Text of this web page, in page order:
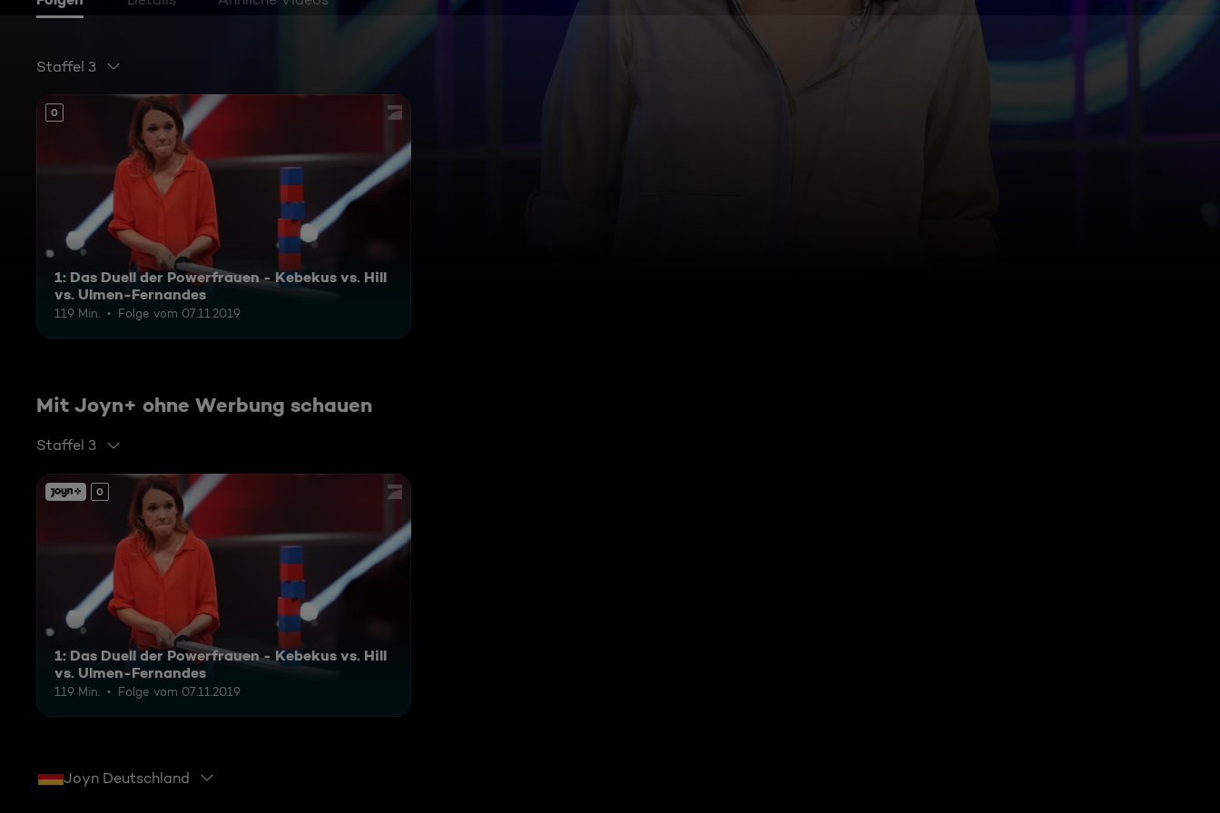
Staffel 3
0
1: Das Duell der Powerfrauen - Kebekus vs. Hill
vs. Ulmen-Fernandes
119 Min. Folge vom 07.11.2019
Mit Joyn+ ohne Werbung schauen
Staffel 3
0
1: Das Duell der Powerfrauen - Kebekus vs. Hill
vs. Ulmen-Fernandes
119 Min. Folge vom 07.11.2019
Joyn Deutschland